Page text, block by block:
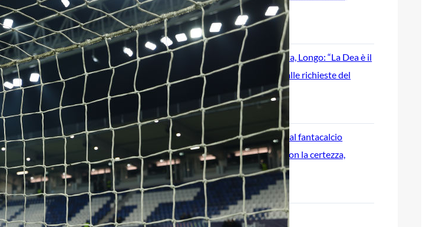
Manzoni e Camara
8 Agosto 2026
Lukaku-Atalanta, Longo: “La Dea è il
club più vicino alle richieste del
Napoli”
8 Agosto 2026
Atalanta, guida al fantacalcio
2026/27: Ederson la certezza,
Scamacca o Krstovic?
8 Agosto 2026